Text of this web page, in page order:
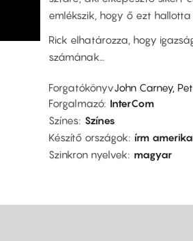
emlékszik, hogy ő ezt
Rick elhatározza, hogy
számának…
ForgatókönyvJohn Carney,
Forgalmazó InterCom
Színes Színes
Készítő országok írm
Szinkron nyelvek
magyar